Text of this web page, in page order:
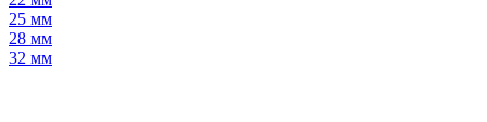
25 мм
28 мм
32 мм